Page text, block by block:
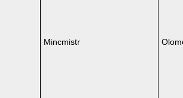
Mincmistr